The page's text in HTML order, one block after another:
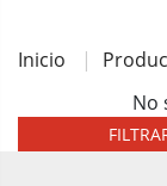
Inicio
No